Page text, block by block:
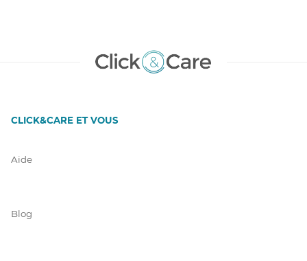
CLICK&CARE ET VOUS
Aide
Blog